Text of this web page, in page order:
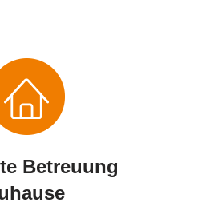
Betreuung